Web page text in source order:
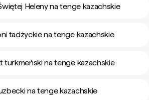
Heleny na tenge kazachskie
tadżyckie na tenge kazachskie
turkmeński na tenge kazachskie
na tenge kazachskie